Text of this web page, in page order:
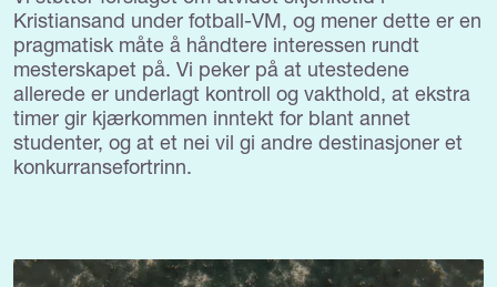
Kristiansand under fotball-VM, og mener dette er en
pragmatisk måte å håndtere interessen rundt
mesterskapet på. Vi peker på at utestedene
allerede er underlagt kontroll og vakthold, at ekstra
timer gir kjærkommen inntekt for blant annet
studenter, og at et nei vil gi andre destinasjoner et
konkurransefortrinn.